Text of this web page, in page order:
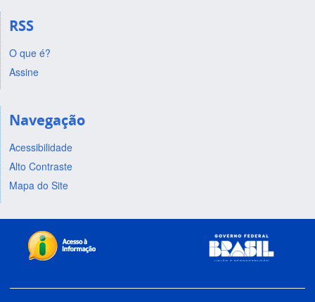
RSS
O que é?
Assine
Navegação
Acessibilidade
Alto Contraste
Mapa do Site